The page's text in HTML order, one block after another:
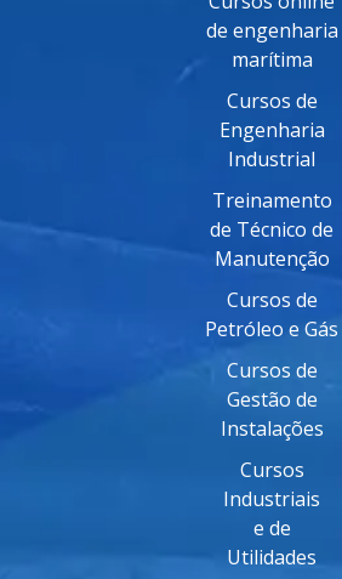
de engenharia
marítima
Cursos de
Engenharia
Industrial
Treinamento
de Técnico de
Manutenção
Cursos de
Petróleo e Gás
Cursos de
Gestão de
Instalações
Cursos
Industriais
e de
Utilidades